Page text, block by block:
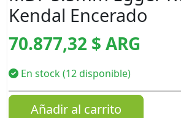
Kendal Encerado
70.877,32 $ ARG
En stock (12 disponible)
Añadir al carrito